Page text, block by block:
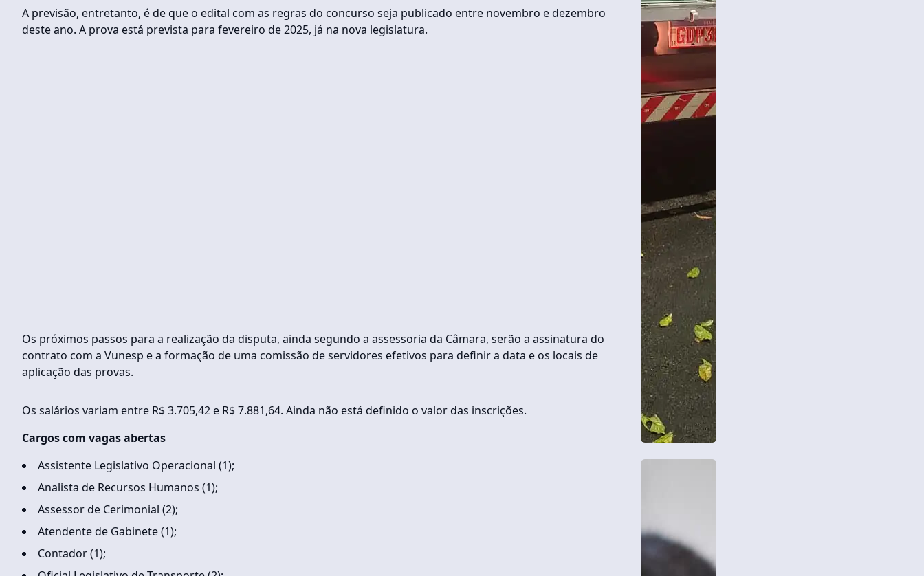
A previsão, entretanto, é de que o edital com as regras do concurso seja publicado entre novembro e dezembro
deste ano. A prova está prevista para fevereiro de 2025, já na nova legislatura.
Os próximos passos para a realização da disputa, ainda segundo a assessoria da Câmara, serão a assinatura do
contrato com a Vunesp e a formação de uma comissão de servidores efetivos para definir a data e os locais de
aplicação das provas.
Os salários variam entre R$ 3.705,42 e R$ 7.881,64. Ainda não está definido o valor das inscrições.
Cargos com vagas abertas
Assistente Legislativo Operacional (1);
Analista de Recursos Humanos (1);
Assessor de Cerimonial (2);
Atendente de Gabinete (1);
Contador (1);